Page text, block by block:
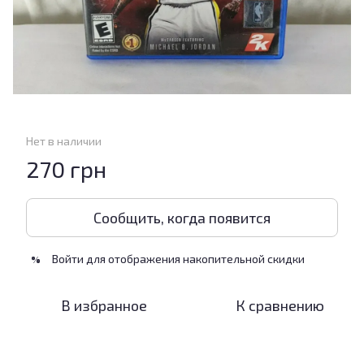
Нет в наличии
270 грн
Сообщить, когда появится
% Войти для отображения накопительной скидки
В избранное К сравнению